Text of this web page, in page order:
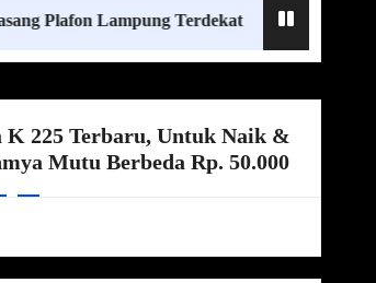
Lampung Terdekat
K 225 Terbaru, Untuk Naik &
Mutu Berbeda Rp. 50.000